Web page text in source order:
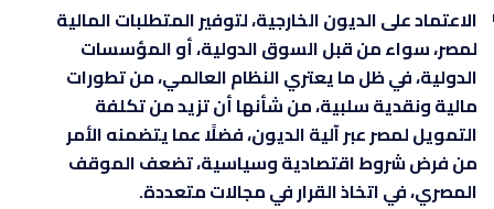
الاعتماد على الديون الخارجية، لتوفير المتطلبات المالية
لمصر، سواء من قبل السوق الدولية، أو المؤسسات
الدولية، في ظل ما يعتري النظام العالمي، من تطورات
مالية ونقدية سلبية، من شأنها أن تزيد من تكلفة
التمويل لمصر عبر آلية الديون، فضلًا عما يتضمنه الأمر
من فرض شروط اقتصادية وسياسية، تضعف الموقف
المصري، في اتخاذ القرار في مجالات متعددة.